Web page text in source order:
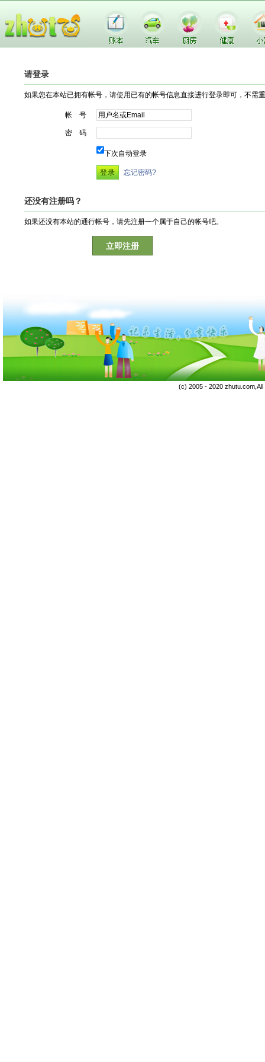
请登录
如果您在本站已拥有帐号，请使用已有的帐号信息直接进行登录即可，不需
帐 号
密 码
下次自动登录
忘记密码?
还没有注册吗？
如果还没有本站的通行帐号，请先注册一个属于自己的帐号吧。
立即注册
(c) 2005 - 2020